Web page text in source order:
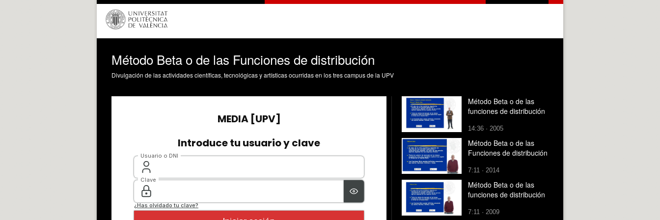
Método Beta o de las Funciones de distribución
Divulgación de las actividades científicas, tecnológicas y artísticas ocurridas en los tres campus de la UPV
Método Beta o de las
funciones de distribución
14:36 · 2005
Método Beta o de las
Funciones de distribución
7:11 · 2014
Método Beta o de las
funciones de distribución
7:11 · 2009